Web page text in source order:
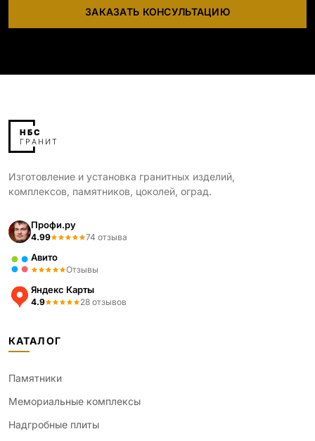
ЗАКАЗАТЬ КОНСУЛЬТАЦИЮ
Изготовление и установка гранитных изделий,
комплексов, памятников, цоколей, оград.
Профи.ру
4.99 74 отзыва
Авито
Отзывы
Яндекс Карты
4.9 28 отзывов
КАТАЛОГ
Памятники
Мемориальные комплексы
Надгробные плиты